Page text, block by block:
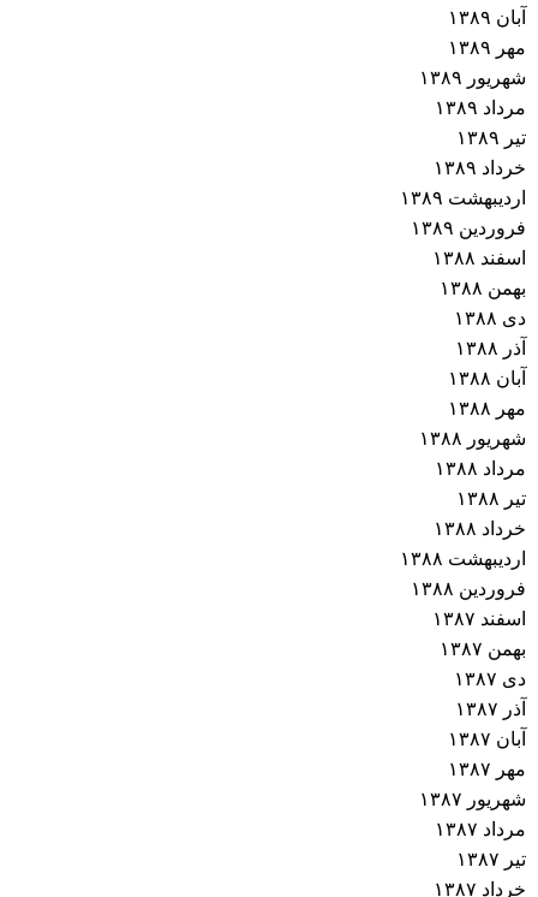
آبان ۱۳۸۹
مهر ۱۳۸۹
شهریور ۱۳۸۹
مرداد ۱۳۸۹
تیر ۱۳۸۹
خرداد ۱۳۸۹
اردیبهشت ۱۳۸۹
فروردین ۱۳۸۹
اسفند ۱۳۸۸
بهمن ۱۳۸۸
دی ۱۳۸۸
آذر ۱۳۸۸
آبان ۱۳۸۸
مهر ۱۳۸۸
شهریور ۱۳۸۸
مرداد ۱۳۸۸
تیر ۱۳۸۸
خرداد ۱۳۸۸
اردیبهشت ۱۳۸۸
فروردین ۱۳۸۸
اسفند ۱۳۸۷
بهمن ۱۳۸۷
دی ۱۳۸۷
آذر ۱۳۸۷
آبان ۱۳۸۷
مهر ۱۳۸۷
شهریور ۱۳۸۷
مرداد ۱۳۸۷
تیر ۱۳۸۷
خرداد ۱۳۸۷